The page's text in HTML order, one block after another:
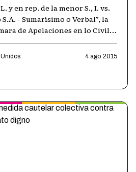
y en rep. de la menor S., I. vs.
- Sumarísimo o Verbal”, la
de Apelaciones en lo Civil y
4 ago 2015